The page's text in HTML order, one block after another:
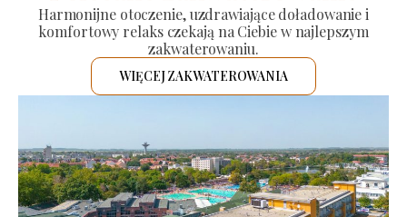
Harmonijne otoczenie, uzdrawiające doładowanie i
komfortowy relaks czekają na Ciebie w najlepszym
zakwaterowaniu.
WIĘCEJ ZAKWATEROWANIA